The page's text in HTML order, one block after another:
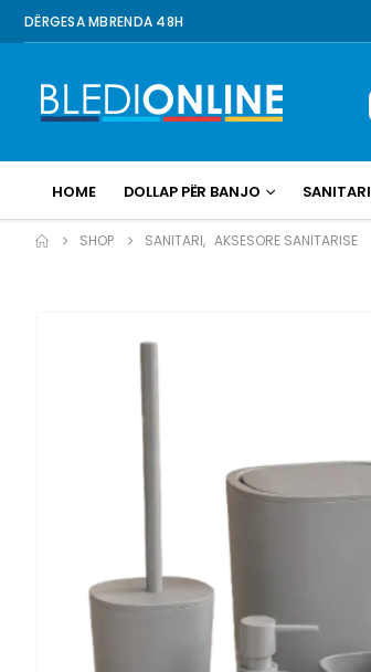
DËRGESA MBRENDA 48H
HOME DOLLAP PËR BANJO SANITARI
SHOP SANITARI, AKSESORE SANITARISE